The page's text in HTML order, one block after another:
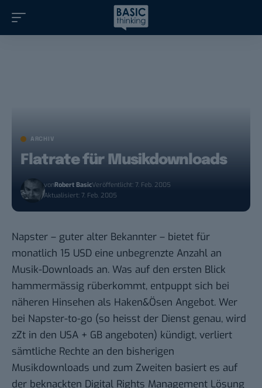
ARCHIV
Flatrate für Musikdownloads
vonRobert BasicVeröffentlicht: 7. Feb. 2005
Aktualisiert: 7. Feb. 2005
Napster – guter alter Bekannter – bietet für
monatlich 15 USD eine unbegrenzte Anzahl an
Musik-Downloads an. Was auf den ersten Blick
hammermässig rüberkommt, entpuppt sich bei
näheren Hinsehen als Haken&Ösen Angebot. Wer
bei Napster-to-go (so heisst der Dienst genau, wird
zZt in den USA + GB angeboten) kündigt, verliert
sämtliche Rechte an den bisherigen
Musikdownloads und zum Zweiten basiert es auf
der beknackten Digital Rights Management Lösung